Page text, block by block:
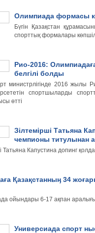
Олимпиада формасы
Бүгін Қазақстан
спорттық формалары
Рио-2016:
белгілі болды
министрлігінде 2016 жылы
спортшыларды
өтті
Зілтемірші Татьяна
чемпионы титулынан
Татьяна Капустина допинг
Қазақстанныӊ 34
ойындары 6-17 ақпан
Универсиада спорт